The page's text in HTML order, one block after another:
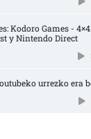
Kodoro Games -
y Nintendo Direct
urrezko era